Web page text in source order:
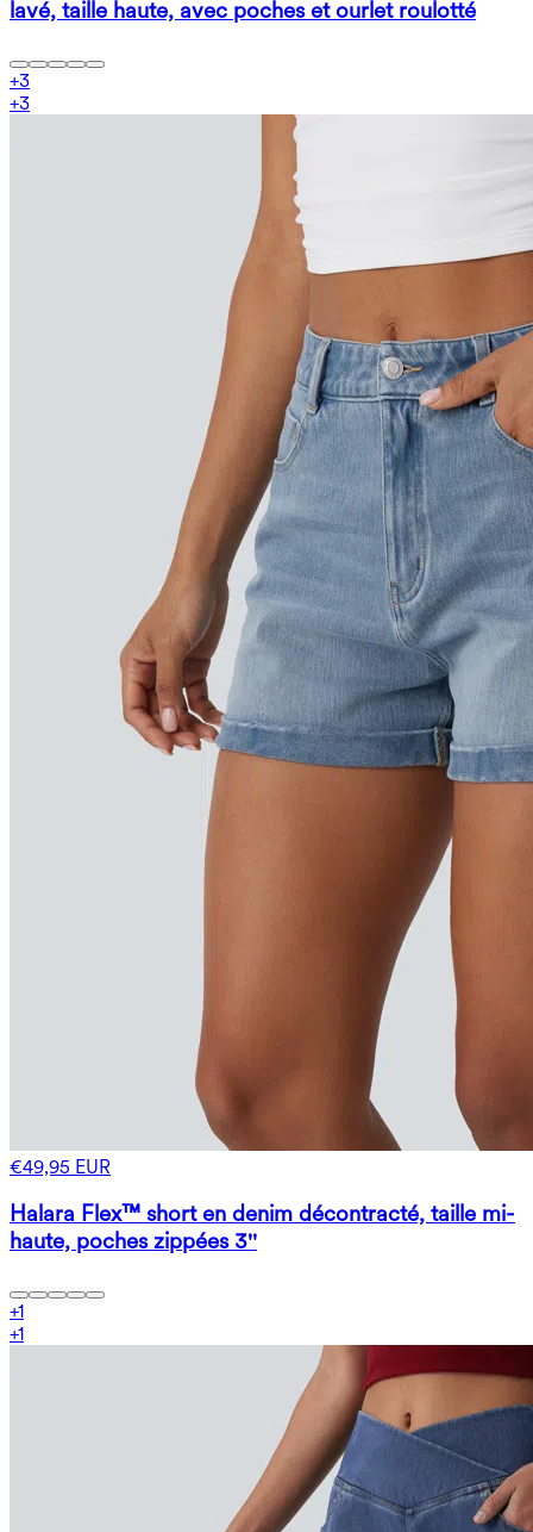
lavé, taille haute, avec poches et ourlet roulotté
+3
+3
€49,95 EUR
Halara Flex™ short en denim décontracté, taille mi-
haute, poches zippées 3''
+1
+1